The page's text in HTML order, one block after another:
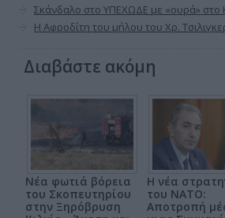
Σκάνδαλο στο ΥΠΕΧΩΔΕ με «ουρά» στο
Η Αφροδίτη του μήλου του Χρ.
Διαβάστε ακόμη
Νέα φωτιά βόρεια
του Σκοπευτηρίου
στην Ξηρόβρυση
Η νέα
του ΝΑΤΟ:
Αποτροπή